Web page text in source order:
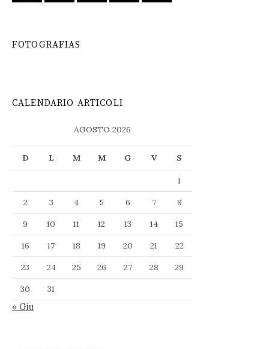
FOTOGRAFIAS
CALENDARIO ARTICOLI
AGOSTO 2026
D L M M G V S
1
2
3 4 5 6 7
8
9
10 11 12 13 14
15
16
17 18 19 20 21
22
23
24 25 26 27 28
29
30
31
« Giu